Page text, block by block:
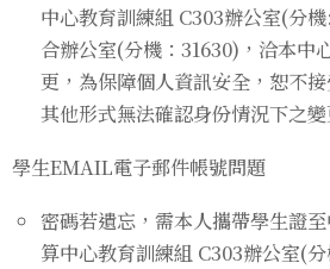
中心教育訓練組 C303辦公室(分
合辦公室(分機：31630)，洽本中
更，為保障個人資訊安全，恕不
其他形式無法確認身份情況下之
學生EMAIL電子郵件帳號問題
密碼若遺忘，需本人攜帶學生證
算中心教育訓練組 C303辦公室(